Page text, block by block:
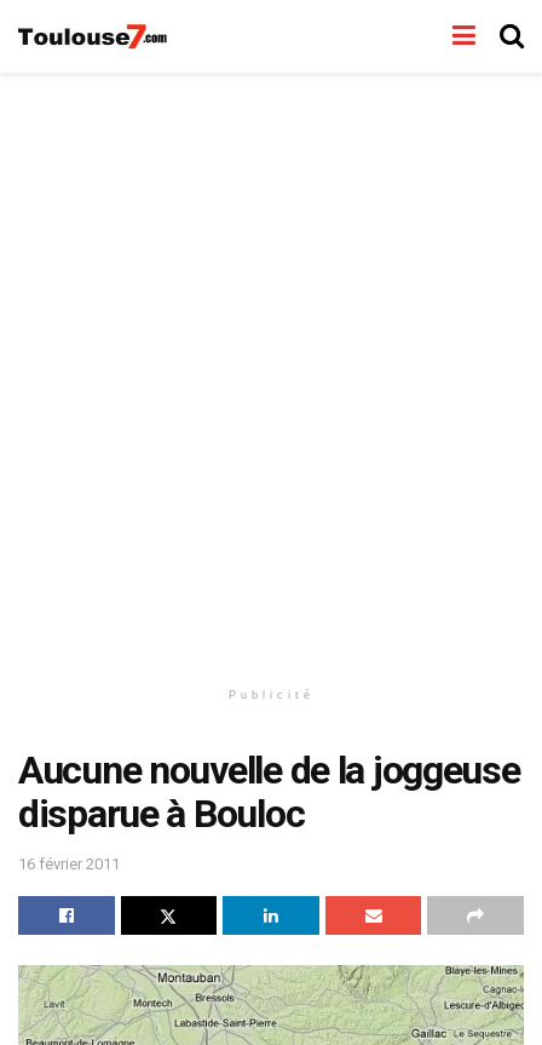
Publicité
Aucune nouvelle de la joggeuse
disparue à Bouloc
16 février 2011